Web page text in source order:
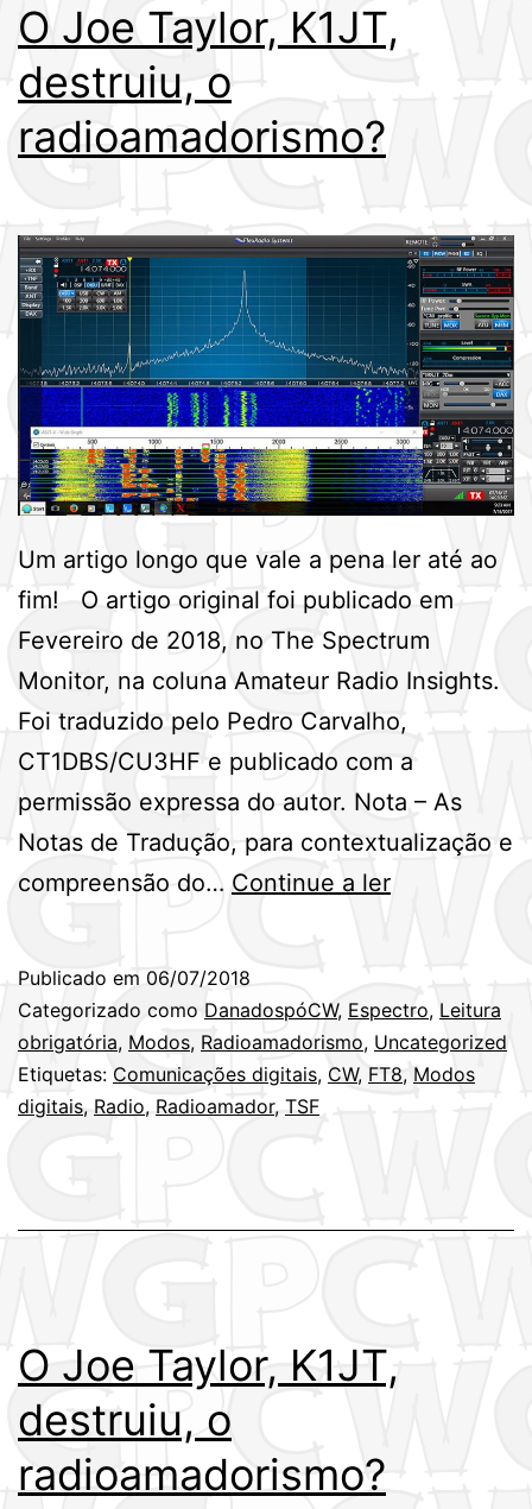
O Joe Taylor, K1JT,
destruiu, o
radioamadorismo?
Um artigo longo que vale a pena ler até ao
fim! O artigo original foi publicado em
Fevereiro de 2018, no The Spectrum
Monitor, na coluna Amateur Radio Insights.
Foi traduzido pelo Pedro Carvalho,
CT1DBS/CU3HF e publicado com a
permissão expressa do autor. Nota – As
Notas de Tradução, para contextualização e
compreensão do… Continue a lerO
K1JT,
destruiu,
o
Publicado em 06/07/2018
Categorizado como DanadospóCW, Espectro, Leitura
obrigatória, Modos, Radioamadorismo, Uncategorized
Etiquetas: Comunicações digitais, CW, FT8, Modos
digitais, Radio, Radioamador, TSF
O Joe Taylor, K1JT,
destruiu, o
radioamadorismo?